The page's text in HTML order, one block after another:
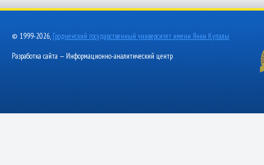
© 1999-2026, Гродненский государственный университет имени Янки Купалы
Разработка сайта — Информационно-аналитический центр